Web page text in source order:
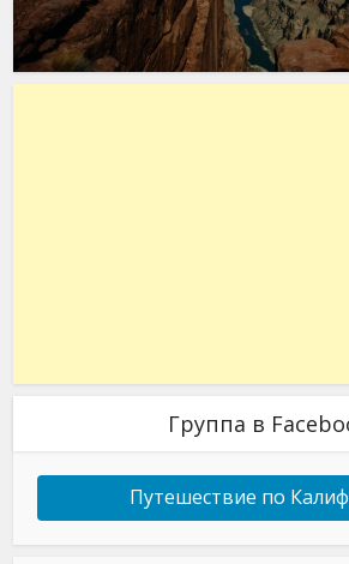
Группа в
Путешествие по